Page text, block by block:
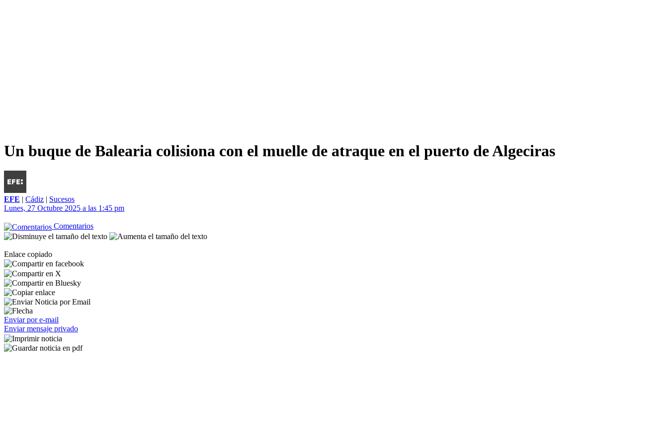
Un buque de Balearia colisiona con el muelle de atraque en el puerto de Algeciras
EFE | Cádiz | Sucesos
Lunes, 27 Octubre 2025 a las 1:45 pm
Comentarios
Enlace copiado
Enviar por e-mail
Enviar mensaje privado